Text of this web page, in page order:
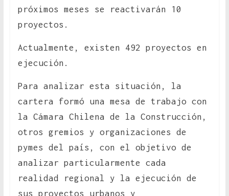
próximos meses se reactivarán 10
proyectos.
Actualmente, existen 492 proyectos en
ejecución.
Para analizar esta situación, la
cartera formó una mesa de trabajo con
la Cámara Chilena de la Construcción,
otros gremios y organizaciones de
pymes del país, con el objetivo de
analizar particularmente cada
realidad regional y la ejecución de
sus proyectos urbanos y